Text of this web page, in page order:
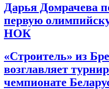
Дарья Домрачева
первую
НОК
«Строитель» из
возглавляет
чемпионате